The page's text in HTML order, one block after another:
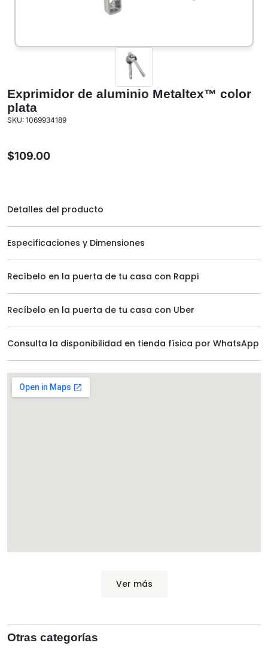
Exprimidor de aluminio Metaltex™ color
plata
SKU: 1069934189
$109.00
Detalles del producto
Especificaciones y Dimensiones
Recíbelo en la puerta de tu casa con Rappi
Recíbelo en la puerta de tu casa con Uber
Consulta la disponibilidad en tienda física por WhatsApp
Ver más
Otras categorías